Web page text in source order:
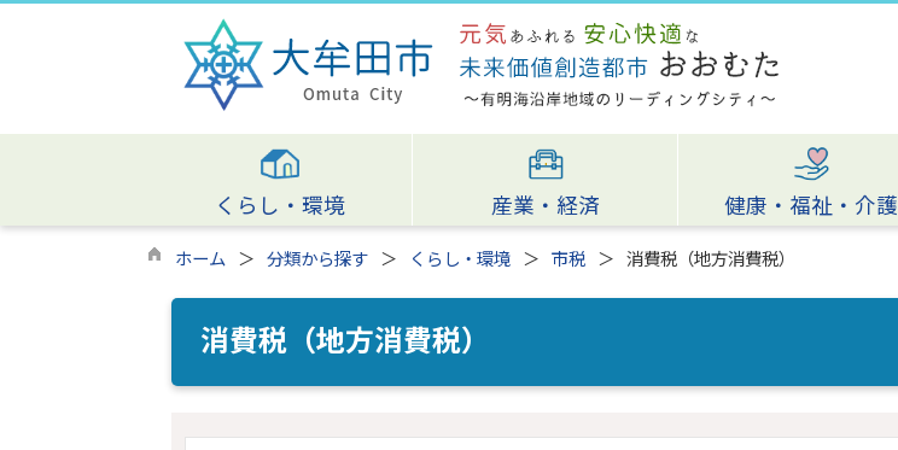
くらし・環境 産業・経済 健康・福祉・介護
ホーム 分類から探す くらし・環境 市税 消費税（地方消費税）
消費税（地方消費税）